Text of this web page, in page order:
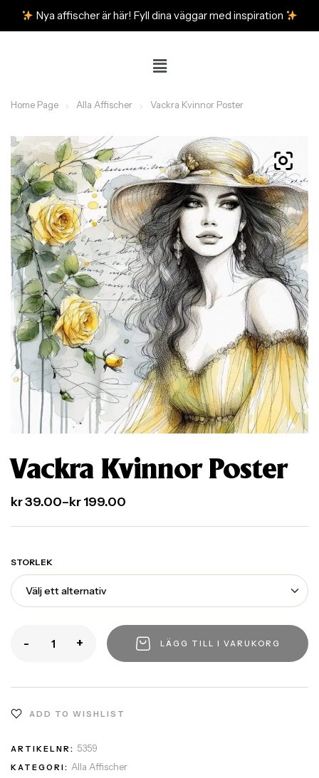
Nya affischer är här! Fyll dina väggar med inspiration
Home Page Alla Affischer Vackra Kvinnor Poster
Vackra Kvinnor Poster
kr39.00–kr199.00
STORLEK
- + LÄGG TILL I VARUKORG
ADD TO WISHLIST
ARTIKELNR: 5359
KATEGORI: Alla Affischer